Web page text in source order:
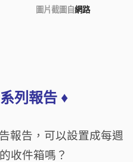
圖片截圖自網路
列報告 ♦
報告，可以設置成每週
收件箱嗎？